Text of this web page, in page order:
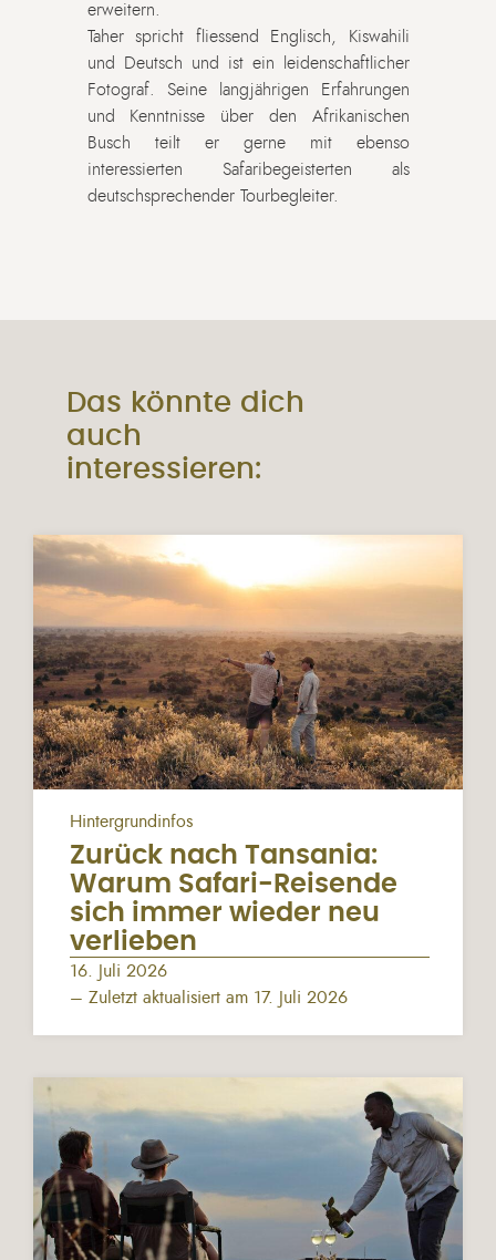
erweitern.
Taher spricht fliessend Englisch, Kiswahili
und Deutsch und ist ein leidenschaftlicher
Fotograf. Seine langjährigen Erfahrungen
und Kenntnisse über den Afrikanischen
Busch teilt er gerne mit ebenso
interessierten Safaribegeisterten als
deutschsprechender Tourbegleiter.
Das könnte dich
auch
interessieren:
Hintergrundinfos
Zurück nach Tansania:
Warum Safari-Reisende
sich immer wieder neu
verlieben
16. Juli 2026
– Zuletzt aktualisiert am 17. Juli 2026